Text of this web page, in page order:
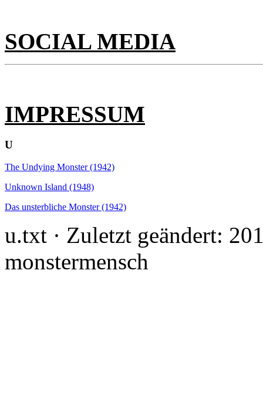
SOCIAL MEDIA
IMPRESSUM
U
The Undying Monster (1942)
Unknown Island (1948)
Das unsterbliche Monster (1942)
u.txt · Zuletzt geändert:
monstermensch